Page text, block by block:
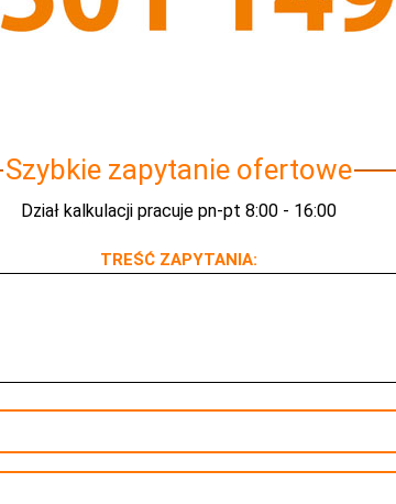
Szybkie zapytanie ofertowe
Dział kalkulacji pracuje pn-pt 8:00 - 16:00
TREŚĆ ZAPYTANIA: